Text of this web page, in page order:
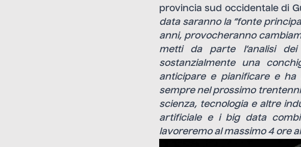
provincia sud occidentale di
data saranno la “fonte
anni, provocheranno
metti da parte l’analisi dei
sostanzialmente una
anticipare e pianificare e ha
sempre nel prossimo
scienza, tecnologia e altre
artificiale e i big data
lavoreremo al massimo 4 ore